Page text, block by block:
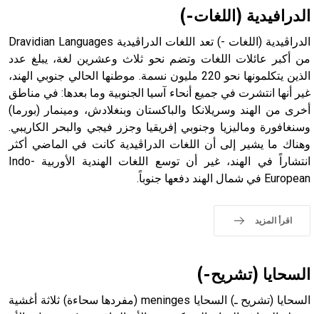
- هل تعلم أن أبجر Abgar اسم معروف جيداً يعود إلى عدد من
الملوك الذين حكموا مدينة إديسا (الرها) من أبجر الأول وحتى
التاسع، وهم ينتسبون إلى أسرة أوسروين
حيث تقتصر القيمة الصوتية للعلامة الك
الدرافيدية (اللغات-)
الدراڤيدية (اللغات -) تعد اللغات الدراڤيدية Dravidian Languages
من أكبر عائلات اللغات وتضم نحو ثلاث وعشرين لغة، يبلغ عدد
الذين يتكلمونها نحو 220 مليون نسمة. موطنها الحالي جنوبي الهند،
غير أنها انتشرت في جميع أنحاء آسيا الجنوبية وما بعدها: في مناطق
أخرى من الهند وسريلانكا والباكستان وبنغلادش، ومينمار (بورما)
وسنغافورة وماليزيا وجنوبي إفريقيا وجزر فيجي والبحر الكاريبي.
وهناك ما يشير إلى أن اللغات الدراڤيدية كانت في الماضي أكثر
انتشاراً في الهند، غير أن توسع اللغات الهندية الأوربية Indo-
European في شمال الهند دفعها جنوباً.
اقرأ المزيد
السحايا (تشريح-)
السحايا (تشريح ـ) السحايا meninges (مفردها سحاءة) ثلاثة أغشية